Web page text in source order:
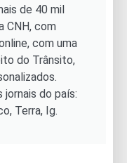
de 40 mil
CNH, com
com uma
do Trânsito,
do país:
Terra, Ig.